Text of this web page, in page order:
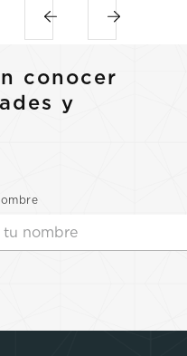
conocer
y